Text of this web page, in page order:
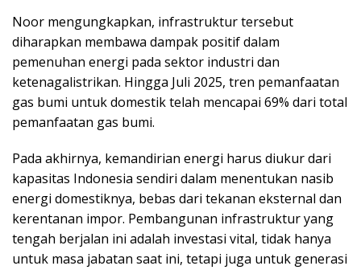
Noor mengungkapkan, infrastruktur tersebut
diharapkan membawa dampak positif dalam
pemenuhan energi pada sektor industri dan
ketenagalistrikan. Hingga Juli 2025, tren pemanfaatan
gas bumi untuk domestik telah mencapai 69% dari total
pemanfaatan gas bumi.
Pada akhirnya, kemandirian energi harus diukur dari
kapasitas Indonesia sendiri dalam menentukan nasib
energi domestiknya, bebas dari tekanan eksternal dan
kerentanan impor. Pembangunan infrastruktur yang
tengah berjalan ini adalah investasi vital, tidak hanya
untuk masa jabatan saat ini, tetapi juga untuk generasi